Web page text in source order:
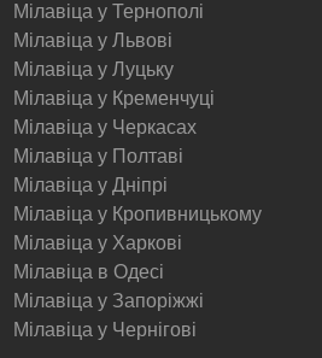
Мілавіца у Тернополі
Мілавіца у Львові
Мілавіца у Луцьку
Мілавіца у Кременчуці
Мілавіца у Черкасах
Мілавіца у Полтаві
Мілавіца у Дніпрі
Мілавіца у Кропивницькому
Мілавіца у Харкові
Мілавіца в Одесі
Мілавіца у Запоріжжі
Мілавіца у Чернігові